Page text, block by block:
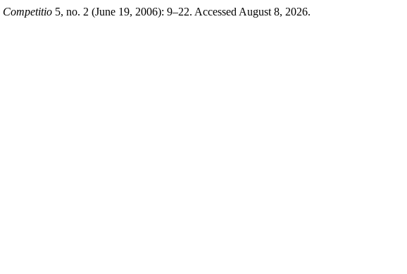
Competitio 5, no. 2 (June 19, 2006): 9–22. Accessed August 8, 2026.